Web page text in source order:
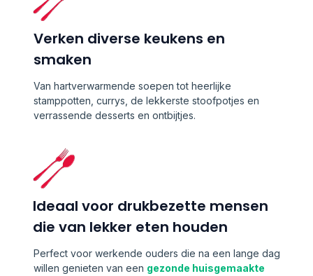
Verken diverse keukens en
smaken
Van hartverwarmende soepen tot heerlijke
stamppotten, currys, de lekkerste stoofpotjes en
verrassende desserts en ontbijtjes.
Ideaal voor drukbezette mensen
die van lekker eten houden
Perfect voor werkende ouders die na een lange dag
willen genieten van een gezonde huisgemaakte